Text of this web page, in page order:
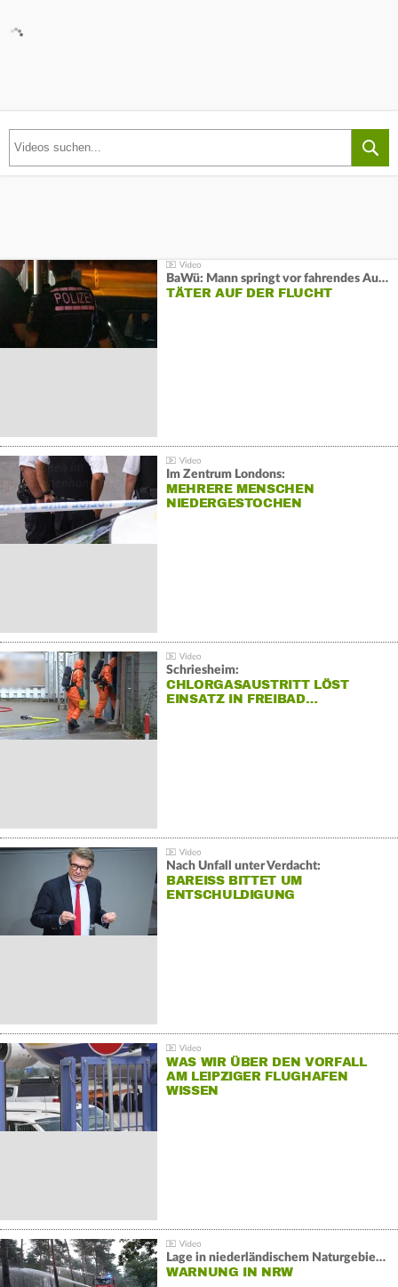
BaWü: Mann springt vor fahrendes Auto und schießt
TÄTER AUF DER FLUCHT
Im Zentrum Londons:
MEHRERE MENSCHEN
NIEDERGESTOCHEN
Schriesheim:
CHLORGASAUSTRITT LÖST
EINSATZ IN FREIBAD…
Nach Unfall unter Verdacht:
BAREISS BITTET UM E
NTSCHULDIGUNG
WAS WIR ÜBER DEN VORFALL
AM LEIPZIGER FLUGHAFEN
WISSEN
Lage in niederländischem Naturgebiet stabil
WARNUNG IN NRW